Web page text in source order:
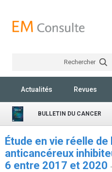
Rechercher
Actualités Revues
BULLETIN DU CANCER
Étude en vie réelle
anticancéreux
6 entre 2017 et 2020